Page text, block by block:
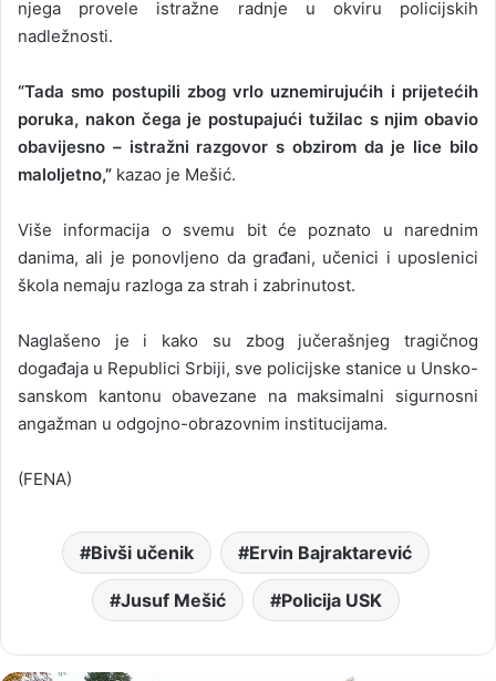
njega provele istražne radnje u okviru policijskih
nadležnosti.
“Tada smo postupili zbog vrlo uznemirujućih i prijetećih
poruka, nakon čega je postupajući tužilac s njim obavio
obavijesno – istražni razgovor s obzirom da je lice bilo
maloljetno,” kazao je Mešić.
Više informacija o svemu bit će poznato u narednim
danima, ali je ponovljeno da građani, učenici i uposlenici
škola nemaju razloga za strah i zabrinutost.
Naglašeno je i kako su zbog jučerašnjeg tragičnog
događaja u Republici Srbiji, sve policijske stanice u Unsko-
sanskom kantonu obavezane na maksimalni sigurnosni
angažman u odgojno-obrazovnim institucijama.
(FENA)
Bivši učenik Ervin Bajraktarević
Jusuf Mešić Policija USK